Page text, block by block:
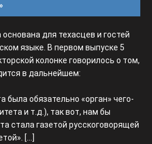
для техасцев и гостей
языке. В первом выпуске 5
колонке говорилось о том,
в дальнейшем:
была обязательно «орган» чего-
и т.д.), так вот, нам бы
стала газетой русскоговорящей
[...]